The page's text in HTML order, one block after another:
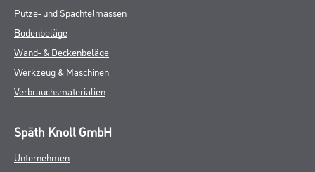
Putze- und Spachtelmassen
Bodenbeläge
Wand- & Deckenbeläge
Werkzeug & Maschinen
Verbrauchsmaterialien
Späth Knoll GmbH
Unternehmen